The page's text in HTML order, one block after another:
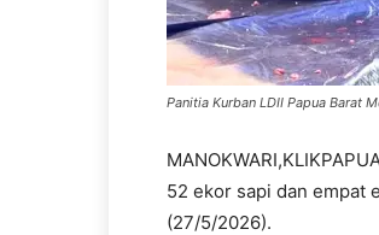
Panitia Kurban LDII Papua Barat
52 ekor sapi dan empat
(27/5/2026).